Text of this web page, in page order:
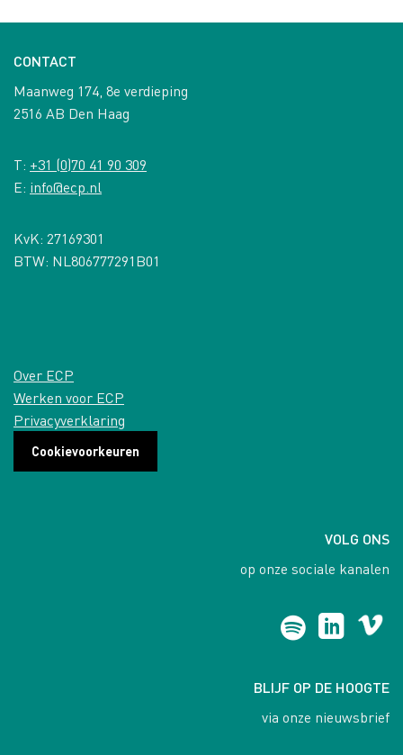
CONTACT
Maanweg 174, 8e verdieping
2516 AB Den Haag
T: +31 (0)70 41 90 309
E: info@ecp.nl
KvK: 27169301
BTW: NL806777291B01
Over ECP
Werken voor ECP
Privacyverklaring
Cookievoorkeuren
VOLG ONS
op onze sociale kanalen
BLIJF OP DE HOOGTE
via onze nieuwsbrief